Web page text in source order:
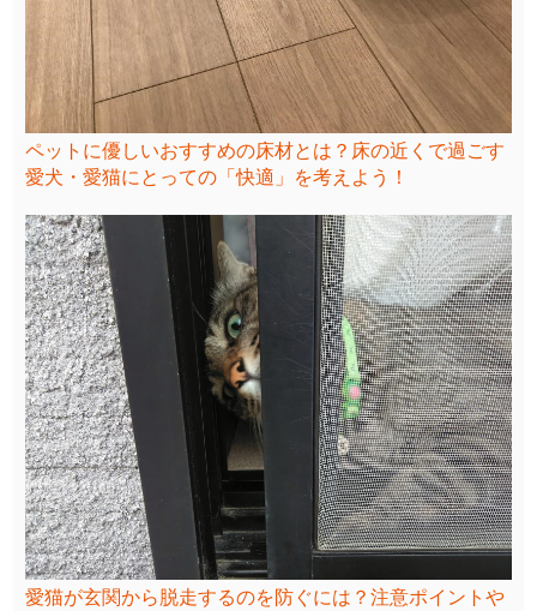
ペットに優しいおすすめの床材とは？床の近くで過ごす
愛犬・愛猫にとっての「快適」を考えよう！
愛猫が玄関から脱走するのを防ぐには？注意ポイントや